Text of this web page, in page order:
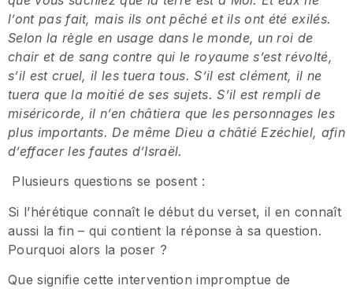
l’ont pas fait, mais ils ont pêché et ils ont été exilés.
Selon la règle en usage dans le monde, un roi de
chair et de sang contre qui le royaume s’est révolté,
s’il est cruel, il les tuera tous. S’il est clément, il ne
tuera que la moitié de ses sujets. S’il est rempli de
miséricorde, il n’en châtiera que les personnages les
plus importants. De même Dieu a châtié Ezéchiel, afin
d’effacer les fautes d’Israël.
Plusieurs questions se posent :
Si l’hérétique connaît le début du verset, il en connaît
aussi la fin – qui contient la réponse à sa question.
Pourquoi alors la poser ?
Que signifie cette intervention impromptue de